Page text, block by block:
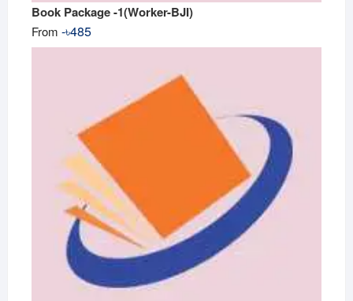
Book Package -1(Worker-BJI)
From -৳485